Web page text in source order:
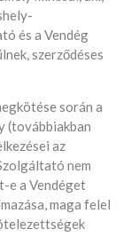
és a Vendég
szerződéses
során a
(továbbiakban
az
nem
e a Vendéget
maga felel